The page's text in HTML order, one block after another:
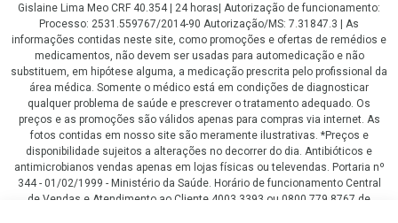
Gislaine Lima Meo CRF 40.354 | 24 horas| Autorização de funcionamento:
Processo: 2531.559767/2014-90 Autorização/MS: 7.31847.3 | As
informações contidas neste site, como promoções e ofertas de remédios e
medicamentos, não devem ser usadas para automedicação e não
substituem, em hipótese alguma, a medicação prescrita pelo profissional da
área médica. Somente o médico está em condições de diagnosticar
qualquer problema de saúde e prescrever o tratamento adequado. Os
preços e as promoções são válidos apenas para compras via internet. As
fotos contidas em nosso site são meramente ilustrativas. *Preços e
disponibilidade sujeitos a alterações no decorrer do dia. Antibióticos e
antimicrobianos vendas apenas em lojas físicas ou televendas. Portaria nº
344 - 01/02/1999 - Ministério da Saúde. Horário de funcionamento Central
de Vendas e Atendimento ao Cliente 4003 3393 ou 0800 779 8767 de